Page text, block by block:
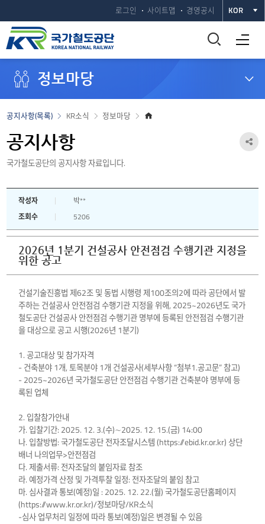
로그인 사이트맵 경영공시 KOR
통
합
기
전체메뉴 열기
정보마당
홈
정보마당
KR소식
공지사항(목록)
공지사항
국가철도공단의 공지사항 자료입니다.
공
작성자
박**
조회수
5206
2026년 1분기 건설공사 안전점검 수행기관 지정을
위한 공고
건설기술진흥법 제62조 및 동법 시행령 제100조의2에 따라 공단에서 발
주하는 건설공사 안전점검 수행기관 지정을 위해, 2025~2026년도 국가
철도공단 건설공사 안전점검 수행기관 명부에 등록된 안전점검 수행기관
을 대상으로 공고 시행(2026년 1분기)
1. 공고대상 및 참가자격
- 건축분야 1개, 토목분야 1개 건설공사(세부사항 “첨부1.공고문” 참고)
- 2025~2026년 국가철도공단 안전점검 수행기관 건축분야 명부에 등
록된 업체
2. 입찰참가안내
가. 입찰기간: 2025. 12. 3.(수)∼2025. 12. 15.(금) 14:00
나. 입찰방법: 국가철도공단 전자조달시스템 (https://ebid.kr.or.kr) 상단
배너 나의업무>안전점검
다. 제출서류: 전자조달의 붙임자료 참조
라. 예정가격 산정 및 가격투찰 일정: 전자조달의 붙임 참고
마. 심사결과 통보(예정)일 : 2025. 12. 22.(월) 국가철도공단홈페이지
(https://www.kr.or.kr)/정보마당/KR소식
-심사 업무처리 일정에 따라 통보(예정)일은 변경될 수 있음